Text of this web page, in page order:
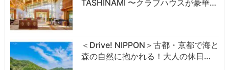
TASHINAMI 〜クラブハウスが豪華…
＜Drive! NIPPON＞古都・京都で海と
森の自然に抱かれる！大人の休日…